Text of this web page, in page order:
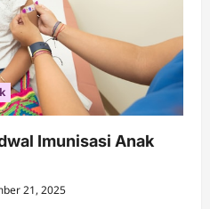
Imunisasi Anak
21, 2025